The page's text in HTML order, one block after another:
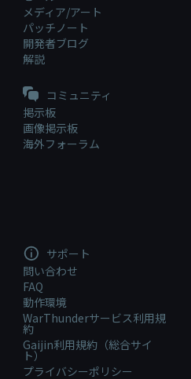
メディア/アート
パッチノート
開発者ブログ
解説
コミュニティ
掲示板
画像掲示板
海外フォーラム
サポート
問い合わせ
FAQ
動作環境
WarThunderサービス利用規
約
Gaijin利用規約（総合サイ
ト）
プライバシーポリシー